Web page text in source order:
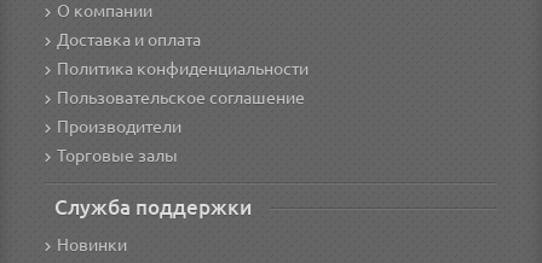
О компании
Доставка и оплата
Политика конфиденциальности
Пользовательское соглашение
Производители
Торговые залы
Служба поддержки
Новинки